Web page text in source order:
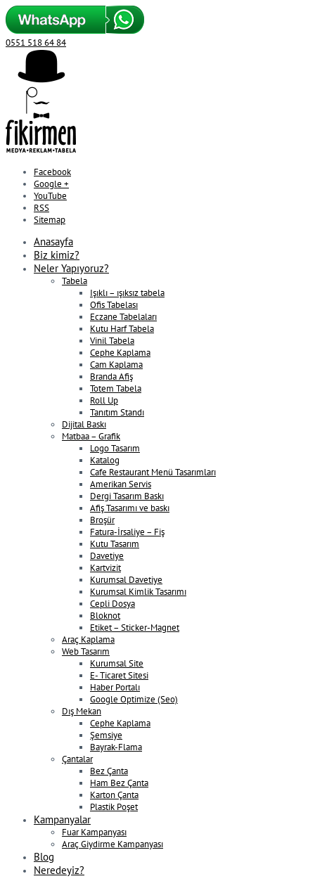
0551 518 64 84
Facebook
Google +
YouTube
RSS
Sitemap
Anasayfa
Biz kimiz?
Neler Yapıyoruz?
Tabela
Işıklı – ışıksız tabela
Ofis Tabelası
Eczane Tabelaları
Kutu Harf Tabela
Vinil Tabela
Cephe Kaplama
Cam Kaplama
Branda Afiş
Totem Tabela
Roll Up
Tanıtım Standı
Dijital Baskı
Matbaa – Grafik
Logo Tasarım
Katalog
Cafe Restaurant Menü Tasarımları
Amerikan Servis
Dergi Tasarım Baskı
Afiş Tasarımı ve baskı
Broşür
Fatura-İrsaliye – Fiş
Kutu Tasarım
Davetiye
Kartvizit
Kurumsal Davetiye
Kurumsal Kimlik Tasarımı
Cepli Dosya
Bloknot
Etiket – Sticker-Magnet
Araç Kaplama
Web Tasarım
Kurumsal Site
E- Ticaret Sitesi
Haber Portalı
Google Optimize (Seo)
Dış Mekan
Cephe Kaplama
Şemsiye
Bayrak-Flama
Çantalar
Bez Çanta
Ham Bez Çanta
Karton Çanta
Plastik Poşet
Kampanyalar
Fuar Kampanyası
Araç Giydirme Kampanyası
Blog
Neredeyiz?